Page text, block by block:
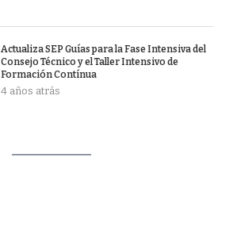
Actualiza SEP Guías para la Fase Intensiva del
Consejo Técnico y el Taller Intensivo de
Formación Contínua
4 años atrás